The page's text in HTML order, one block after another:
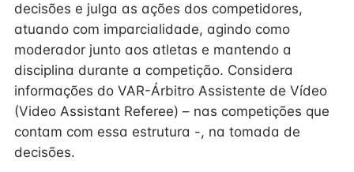
decisões e julga as ações dos competidores,
atuando com imparcialidade, agindo como
moderador junto aos atletas e mantendo a
disciplina durante a competição. Considera
informações do VAR-Árbitro Assistente de Vídeo
(Video Assistant Referee) – nas competições que
contam com essa estrutura -, na tomada de
decisões.